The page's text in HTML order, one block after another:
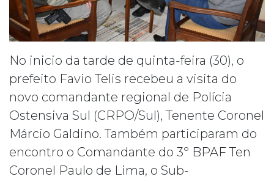
No inicio da tarde de quinta-feira (30), o
prefeito Favio Telis recebeu a visita do
novo comandante regional de Polícia
Ostensiva Sul (CRPO/Sul), Tenente Coronel
Márcio Galdino. Também participaram do
encontro o Comandante do 3º BPAF Ten
Coronel Paulo de Lima, o Sub-